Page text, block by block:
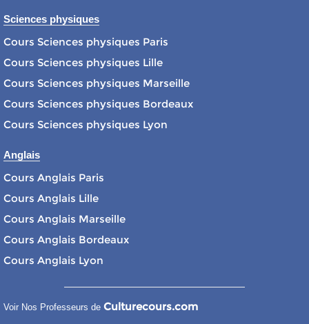
Sciences physiques
Cours Sciences physiques Paris
Cours Sciences physiques Lille
Cours Sciences physiques Marseille
Cours Sciences physiques Bordeaux
Cours Sciences physiques Lyon
Anglais
Cours Anglais Paris
Cours Anglais Lille
Cours Anglais Marseille
Cours Anglais Bordeaux
Cours Anglais Lyon
Voir Nos Professeurs de Culturecours.com